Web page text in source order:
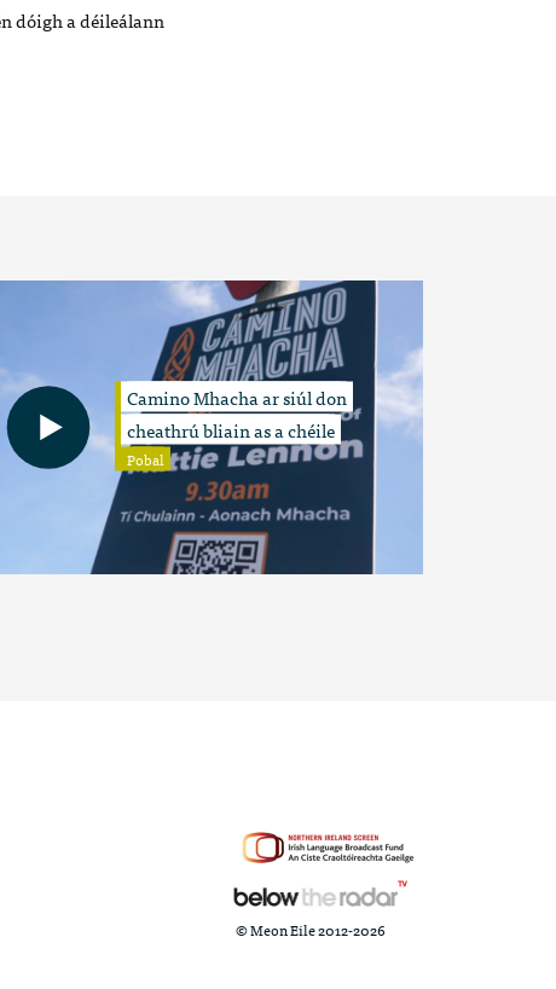
dóigh a déileálann
Camino Mhacha ar siúl don
cheathrú bliain as a chéile
Pobal
© Meon Eile 2012-2026